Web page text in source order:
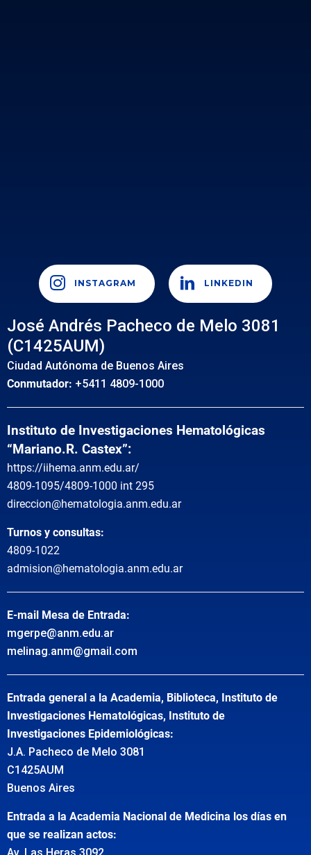
INSTAGRAM LINKEDIN
José Andrés Pacheco de Melo 3081
(C1425AUM)
Ciudad Autónoma de Buenos Aires
Conmutador: +5411 4809-1000
Instituto de Investigaciones Hematológicas
“Mariano.R. Castex”:
https://iihema.anm.edu.ar/
4809-1095/4809-1000 int 295
direccion@hematologia.anm.edu.ar
Turnos y consultas:
4809-1022
admision@hematologia.anm.edu.ar
E-mail Mesa de Entrada:
mgerpe@anm.edu.ar
melinag.anm@gmail.com
Entrada general a la Academia, Biblioteca, Instituto de
Investigaciones Hematológicas, Instituto de
Investigaciones Epidemiológicas:
J.A. Pacheco de Melo 3081
C1425AUM
Buenos Aires
Entrada a la Academia Nacional de Medicina los días en
que se realizan actos:
Av. Las Heras 3092